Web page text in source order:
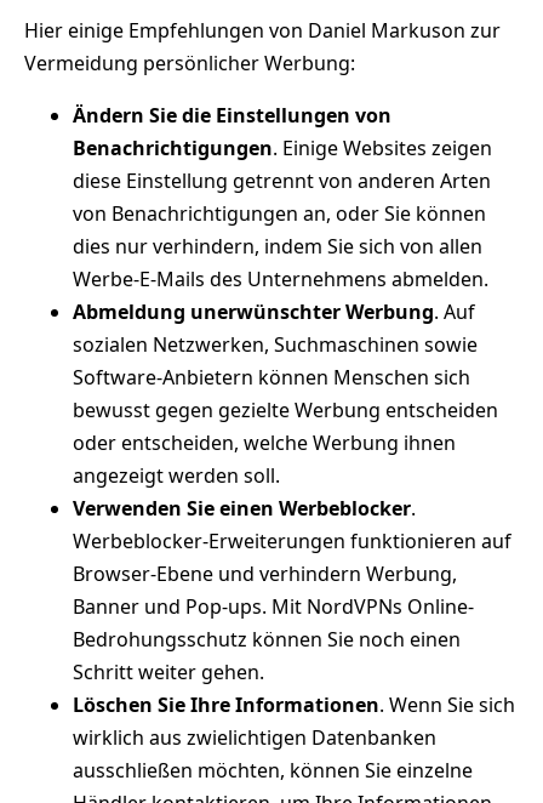
Hier einige Empfehlungen von Daniel Markuson zur
Vermeidung persönlicher Werbung:
Ändern Sie die Einstellungen von
Benachrichtigungen. Einige Websites zeigen
diese Einstellung getrennt von anderen Arten
von Benachrichtigungen an, oder Sie können
dies nur verhindern, indem Sie sich von allen
Werbe-E-Mails des Unternehmens abmelden.
Abmeldung unerwünschter Werbung. Auf
sozialen Netzwerken, Suchmaschinen sowie
Software-Anbietern können Menschen sich
bewusst gegen gezielte Werbung entscheiden
oder entscheiden, welche Werbung ihnen
angezeigt werden soll.
Verwenden Sie einen Werbeblocker.
Werbeblocker-Erweiterungen funktionieren auf
Browser-Ebene und verhindern Werbung,
Banner und Pop-ups. Mit NordVPNs Online-
Bedrohungsschutz können Sie noch einen
Schritt weiter gehen.
Löschen Sie Ihre Informationen. Wenn Sie sich
wirklich aus zwielichtigen Datenbanken
ausschließen möchten, können Sie einzelne